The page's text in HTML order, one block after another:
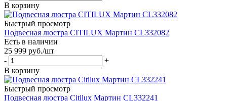
В корзину
Быстрый просмотр
Подвесная люстра CITILUX Мартин CL332082
Есть в наличии
25 999 руб./шт
-
+
В корзину
Быстрый просмотр
Подвесная люстра Citilux Мартин CL332241